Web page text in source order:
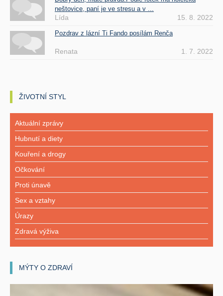
neštovice, paní je ve stresu a v ...
Lída 15. 8. 2022
Pozdrav z lázní Ti Fando posílám Renča
Renata 1. 7. 2022
ŽIVOTNÍ STYL
Aktuální zprávy
Hubnutí a diety
Kouření a drogy
Očkování
Proti únavě
Sex a vztahy
Úrazy
Zdravá výživa
MÝTY O ZDRAVÍ